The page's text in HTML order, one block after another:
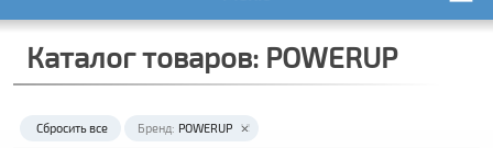
Каталог товаров: POWERUP
Сбросить все Бренд: POWERUP